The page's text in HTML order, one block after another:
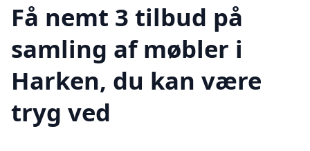
Få nemt 3 tilbud på
samling af møbler i
Harken, du kan være
tryg ved